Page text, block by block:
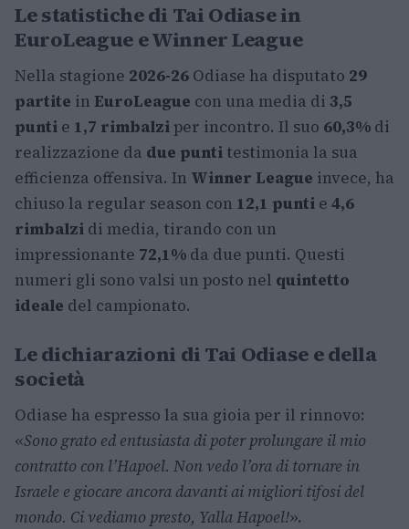
Le statistiche di Tai Odiase in
EuroLeague e Winner League
Nella stagione 2026-26 Odiase ha disputato 29
partite in EuroLeague con una media di 3,5
punti e 1,7 rimbalziper incontro. Il suo 60,3% di
realizzazione da due punti testimonia la sua
efficienza offensiva. In Winner League invece, ha
chiuso la regular season con 12,1 punti e 4,6
rimbalzi di media, tirando con un
impressionante 72,1% da due punti. Questi
numeri gli sono valsi un posto nel quintetto
ideale del campionato.
Le dichiarazioni di Tai Odiase e della
società
Odiase ha espresso la sua gioia per il rinnovo:
«Sono grato ed entusiasta di poter prolungare il mio
contratto con l’Hapoel. Non vedo l’ora di tornare in
Israele e giocare ancora davanti ai migliori tifosi del
mondo. Ci vediamo presto, Yalla Hapoel!».